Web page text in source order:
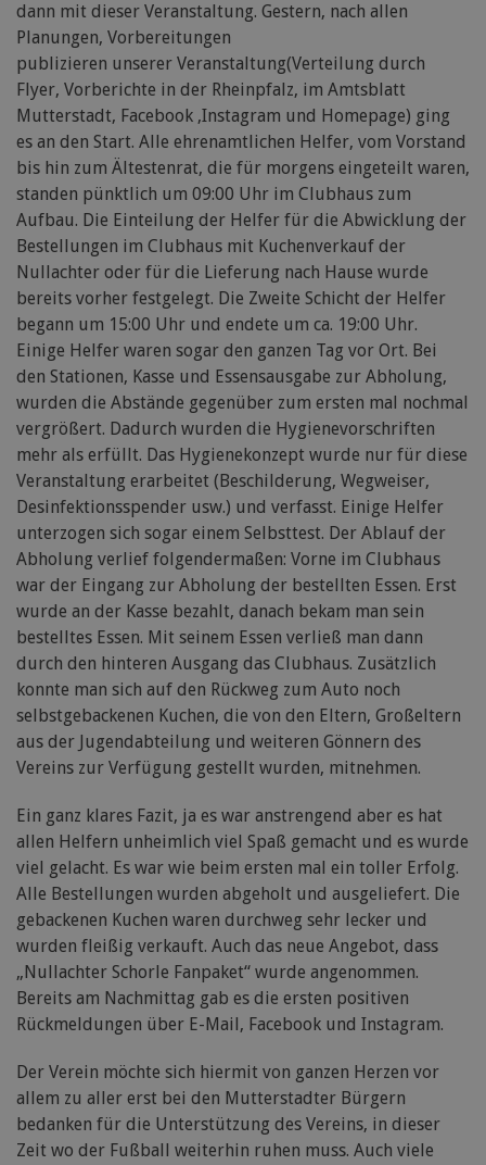
dann mit dieser Veranstaltung. Gestern, nach allen
Planungen, Vorbereitungen
publizieren unserer Veranstaltung(Verteilung durch
Flyer, Vorberichte in der Rheinpfalz, im Amtsblatt
Mutterstadt, Facebook ,Instagram und Homepage) ging
es an den Start. Alle ehrenamtlichen Helfer, vom Vorstand
bis hin zum Ältestenrat, die für morgens eingeteilt waren,
standen pünktlich um 09:00 Uhr im Clubhaus zum
Aufbau. Die Einteilung der Helfer für die Abwicklung der
Bestellungen im Clubhaus mit Kuchenverkauf der
Nullachter oder für die Lieferung nach Hause wurde
bereits vorher festgelegt. Die Zweite Schicht der Helfer
begann um 15:00 Uhr und endete um ca. 19:00 Uhr.
Einige Helfer waren sogar den ganzen Tag vor Ort. Bei
den Stationen, Kasse und Essensausgabe zur Abholung,
wurden die Abstände gegenüber zum ersten mal nochmal
vergrößert. Dadurch wurden die Hygienevorschriften
mehr als erfüllt. Das Hygienekonzept wurde nur für diese
Veranstaltung erarbeitet (Beschilderung, Wegweiser,
Desinfektionsspender usw.) und verfasst. Einige Helfer
unterzogen sich sogar einem Selbsttest. Der Ablauf der
Abholung verlief folgendermaßen: Vorne im Clubhaus
war der Eingang zur Abholung der bestellten Essen. Erst
wurde an der Kasse bezahlt, danach bekam man sein
bestelltes Essen. Mit seinem Essen verließ man dann
durch den hinteren Ausgang das Clubhaus. Zusätzlich
konnte man sich auf den Rückweg zum Auto noch
selbstgebackenen Kuchen, die von den Eltern, Großeltern
aus der Jugendabteilung und weiteren Gönnern des
Vereins zur Verfügung gestellt wurden, mitnehmen.
Ein ganz klares Fazit, ja es war anstrengend aber es hat
allen Helfern unheimlich viel Spaß gemacht und es wurde
viel gelacht. Es war wie beim ersten mal ein toller Erfolg.
Alle Bestellungen wurden abgeholt und ausgeliefert. Die
gebackenen Kuchen waren durchweg sehr lecker und
wurden fleißig verkauft. Auch das neue Angebot, dass
„Nullachter Schorle Fanpaket“ wurde angenommen.
Bereits am Nachmittag gab es die ersten positiven
Rückmeldungen über E-Mail, Facebook und Instagram.
Der Verein möchte sich hiermit von ganzen Herzen vor
allem zu aller erst bei den Mutterstadter Bürgern
bedanken für die Unterstützung des Vereins, in dieser
Zeit wo der Fußball weiterhin ruhen muss. Auch viele